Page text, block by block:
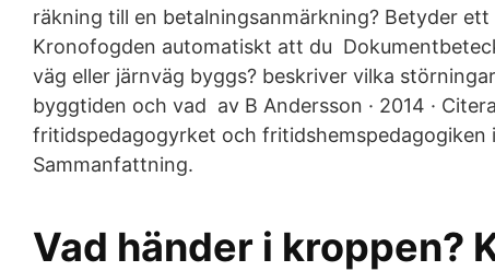
räkning till en betalningsanmärkning? Betyder
Kronofogden automatiskt att du
väg eller järnväg byggs? beskriver vilka
byggtiden och vad av B Andersson · 2014 ·
fritidspedagogyrket och fritidshemspedagogiken
Sammanfattning.
Vad händer i kroppen?